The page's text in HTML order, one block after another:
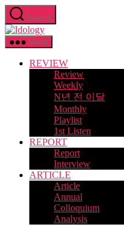
Skip
to
the
content
Search
Idology
Menu
REVIEW
Review
Weekly
N년 전 이달
Monthly
Playlist
1st Listen
REPORT
Report
Interview
ARTICLE
Article
Annual
Colloquium
Analysis